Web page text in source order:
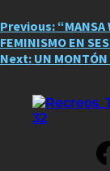
Post
navigation
Previous: “MANSA
FEMINISMO EN
Next: UN